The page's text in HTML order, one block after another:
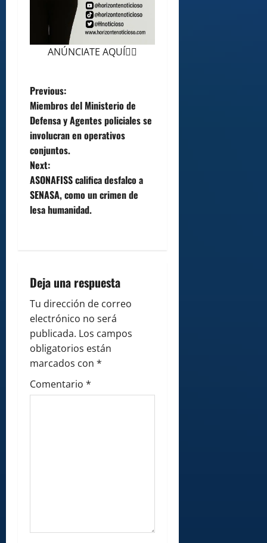
ANÚNCIATE AQUÍ👆🏻
P
o
s
t
n
a
i
g
a
t
i
o
Previous:
Miembros del Ministerio de
Defensa y Agentes policiales se
involucran en operativos
conjuntos.
Next:
ASONAFISS califica desfalco a
SENASA, como un crimen de
lesa humanidad.
Deja una respuesta
Tu dirección de correo
electrónico no será
publicada. Los campos
obligatorios están
marcados con *
Comentario *